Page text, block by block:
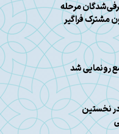
مرحله
مشترک فراگیر
رونمایی شد
در نخستین